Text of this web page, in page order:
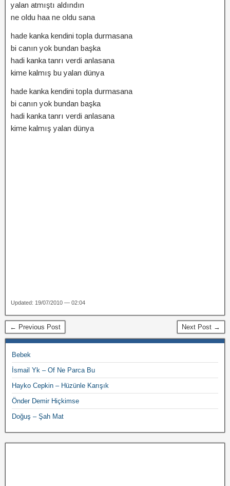
yalan atmıştı aldındın
ne oldu haa ne oldu sana
hade kanka kendini topla durmasana
bi canın yok bundan başka
hadi kanka tanrı verdi anlasana
kime kalmış bu yalan dünya
hade kanka kendini topla durmasana
bi canın yok bundan başka
hadi kanka tanrı verdi anlasana
kime kalmış yalan dünya
Updated: 19/07/2010 — 02:04
← Previous Post Next Post →
Bebek
İsmail Yk – Of Ne Parca Bu
Hayko Cepkin – Hüzünle Karışık
Önder Demir Hiçkimse
Doğuş – Şah Mat